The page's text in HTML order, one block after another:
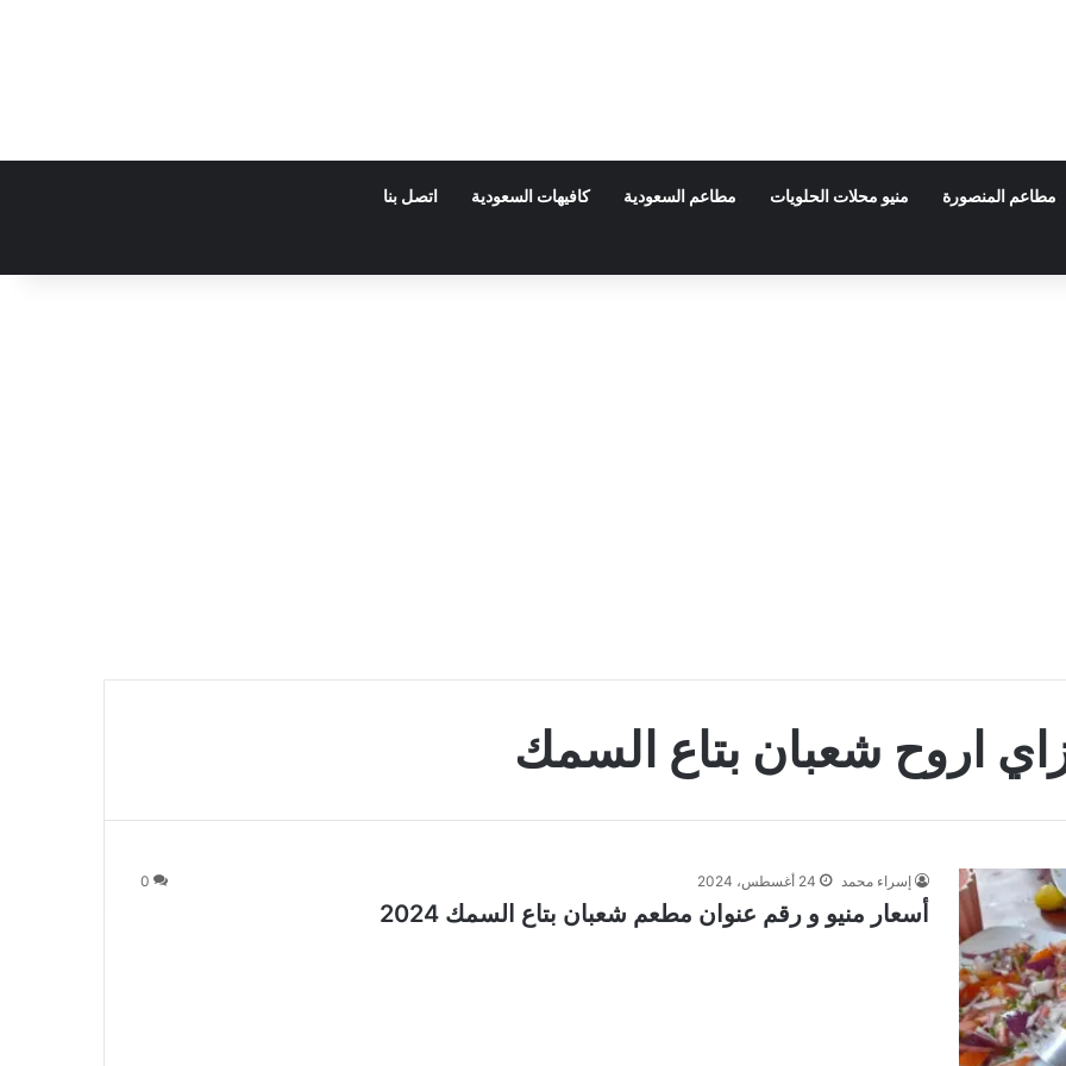
مطاعم المنصورة منيو محلات الحلويات مطاعم السعودية كافيهات السعودية اتصل بنا
اروح شعبان بتاع السمك
إسراء محمد 24 أغسطس، 2024 0
أسعار منيو و رقم عنوان مطعم شعبان بتاع السمك 2024